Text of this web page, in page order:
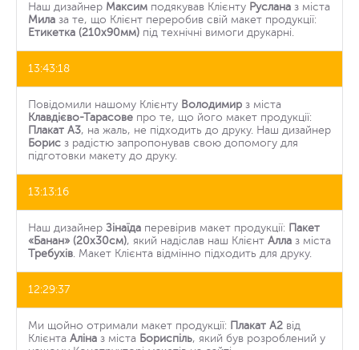
Наш дизайнер Максим подякував Клієнту Руслана з міста
Мила за те, що Клієнт переробив свій макет продукції:
Етикетка (210x90мм) під технічні вимоги друкарні.
13:43:18
Повідомили нашому Клієнту Володимир з міста
Клавдієво-Тарасове про те, що його макет продукції:
Плакат А3, на жаль, не підходить до друку. Наш дизайнер
Борис з радістю запропонував свою допомогу для
підготовки макету до друку.
13:13:16
Наш дизайнер Зінаїда перевірив макет продукції: Пакет
«Банан» (20х30см), який надіслав наш Клієнт Алла з міста
Требухів. Макет Клієнта відмінно підходить для друку.
12:29:37
Ми щойно отримали макет продукції: Плакат А2 від
Клієнта Аліна з міста Бориспіль, який був розроблений у